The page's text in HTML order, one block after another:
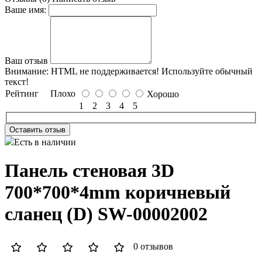
Ваше имя:
Ваш отзыв
Внимание: HTML не поддерживается! Используйте обычный
текст!
Рейтинг Плохо
Хорошо
1
2 3 4 5
Оставить отзыв
Есть в наличии
Панель стеновая 3D
700*700*4mm коричневый
сланец (D) SW-00002002
0 отзывов